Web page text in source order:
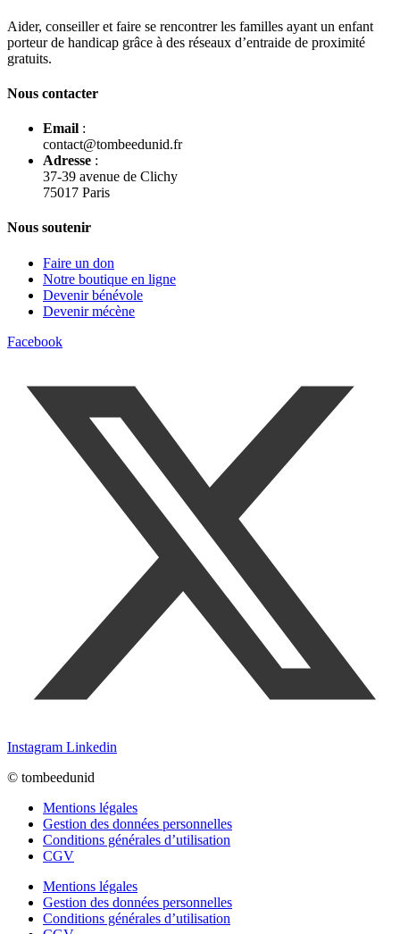
Aider, conseiller et faire se rencontrer les familles ayant un enfant
porteur de handicap grâce à des réseaux d’entraide de proximité
gratuits.
Nous contacter
Email :
contact@tombeedunid.fr
Adresse :
37-39 avenue de Clichy
75017 Paris
Nous soutenir
Faire un don
Notre boutique en ligne
Devenir bénévole
Devenir mécène
Facebook
Instagram Linkedin
© tombeedunid
Mentions légales
Gestion des données personnelles
Conditions générales d’utilisation
CGV
Mentions légales
Gestion des données personnelles
Conditions générales d’utilisation